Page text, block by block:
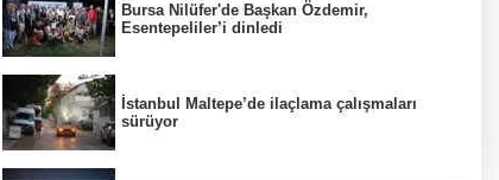
Bursa Nilüfer'de Başkan Özdemir,
Esentepeliler’i dinledi
İstanbul Maltepe’de ilaçlama çalışmaları
sürüyor